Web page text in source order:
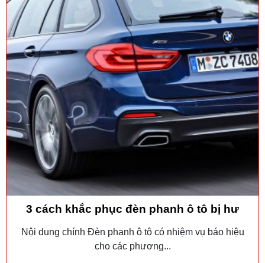
3 cách khắc phục đèn phanh ô tô bị hư
Nội dung chính Đèn phanh ô tô có nhiệm vụ báo hiệu
cho các phương...